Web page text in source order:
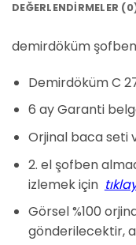
DEĞERLENDIRMELER
demirdöküm şofben
Demirdöküm C
6 ay Garanti
Orjinal baca seti
2. el şofben
izlemek için
Görsel %100
gönderilecektir,